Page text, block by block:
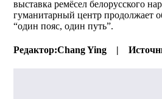
выставка ремёсел белорусского
гуманитарный центр продолжает
“один пояс, один путь”.
Редактор:Chang Ying |